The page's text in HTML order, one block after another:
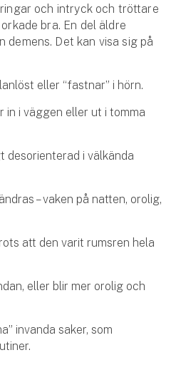
och intryck och tröttare
bra. En del äldre
demens. Det kan visa sig på
eller “fastnar” i hörn.
in i väggen eller ut i tomma
desorienterad i välkända
– vaken på natten, orolig,
att den varit rumsren hela
eller blir mer orolig och
invanda saker, som